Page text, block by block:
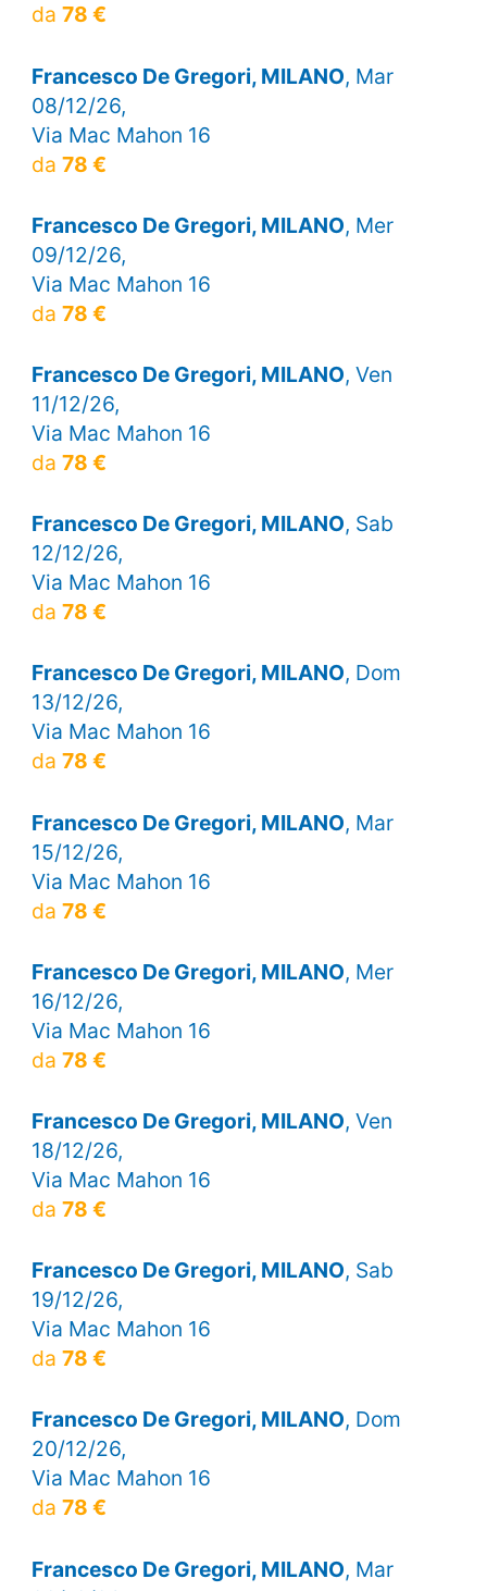
da 78 €
Francesco De Gregori, MILANO, Mar
08/12/26,
Via Mac Mahon 16
da 78 €
Francesco De Gregori, MILANO, Mer
09/12/26,
Via Mac Mahon 16
da 78 €
Francesco De Gregori, MILANO, Ven
11/12/26,
Via Mac Mahon 16
da 78 €
Francesco De Gregori, MILANO, Sab
12/12/26,
Via Mac Mahon 16
da 78 €
Francesco De Gregori, MILANO, Dom
13/12/26,
Via Mac Mahon 16
da 78 €
Francesco De Gregori, MILANO, Mar
15/12/26,
Via Mac Mahon 16
da 78 €
Francesco De Gregori, MILANO, Mer
16/12/26,
Via Mac Mahon 16
da 78 €
Francesco De Gregori, MILANO, Ven
18/12/26,
Via Mac Mahon 16
da 78 €
Francesco De Gregori, MILANO, Sab
19/12/26,
Via Mac Mahon 16
da 78 €
Francesco De Gregori, MILANO, Dom
20/12/26,
Via Mac Mahon 16
da 78 €
Francesco De Gregori, MILANO, Mar